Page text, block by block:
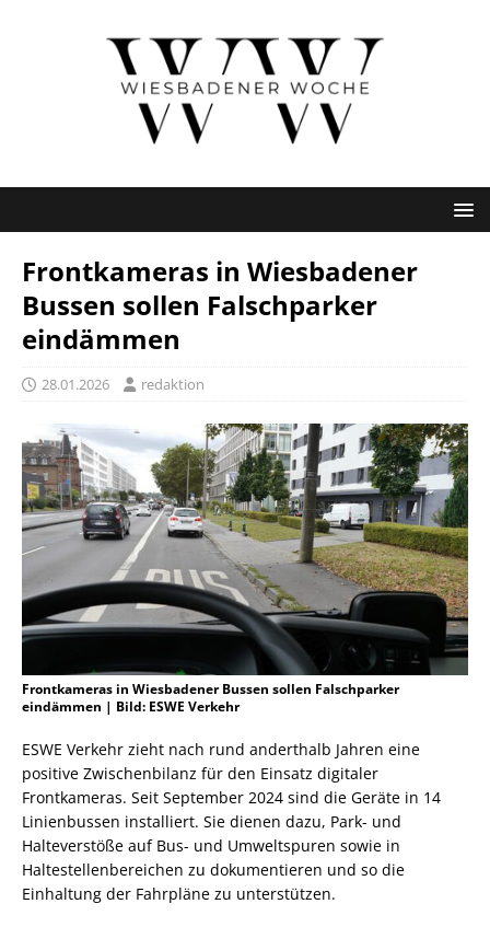
Frontkameras in Wiesbadener
Bussen sollen Falschparker
eindämmen
28.01.2026 redaktion
Frontkameras in Wiesbadener Bussen sollen Falschparker
eindämmen | Bild: ESWE Verkehr
ESWE Verkehr zieht nach rund anderthalb Jahren eine
positive Zwischenbilanz für den Einsatz digitaler
Frontkameras. Seit September 2024 sind die Geräte in 14
Linienbussen installiert. Sie dienen dazu, Park- und
Halteverstöße auf Bus- und Umweltspuren sowie in
Haltestellenbereichen zu dokumentieren und so die
Einhaltung der Fahrpläne zu unterstützen.